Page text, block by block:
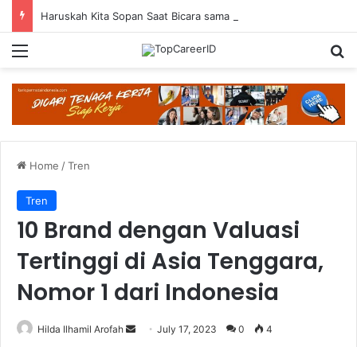
Haruskah Kita Sopan Saat Bicara sama AI?
Menu
Home /Tren
Tren
10 Brand dengan Valuasi
Tertinggi di Asia Tenggara,
Nomor 1 dari Indonesia
Hilda Ilhamil Arofah
Send July 17, 2023 0 4